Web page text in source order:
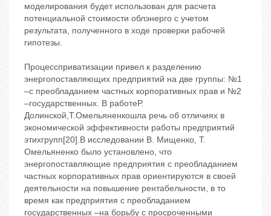
моделирования будет использован для расчета
потенциальной стоимости облэнерго с учетом
результата, полученного в ходе проверки рабочей
гипотезы.
Процессприватизации привел к разделению
энергопоставляющих предприятий на две группы: №1
–с преобладанием частных корпоративных прав и №2
–государственных. В работеР.
Долинской,Т.Омельяненкошла речь об отличиях в
экономической эффективности работы предприятий
этихгрупп[20].В исследовании В. Мищенко, Т.
Омельяненко было установлено, что
энергопоставляющие предприятия с преобладанием
частных корпоративных прав ориентируются в своей
деятельности на повышение рентабельности, в то
время как предприятия с преобладанием
государственных –на борьбу с просроченными